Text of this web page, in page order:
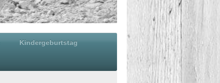
Kindergeburtstag